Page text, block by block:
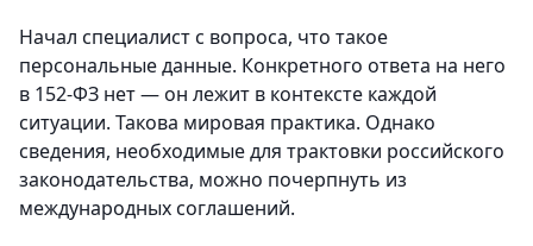
Начал специалист с вопроса, что такое
персональные данные. Конкретного ответа на него
в 152-ФЗ нет — он лежит в контексте каждой
ситуации. Такова мировая практика. Однако
сведения, необходимые для трактовки российского
законодательства, можно почерпнуть из
международных соглашений.